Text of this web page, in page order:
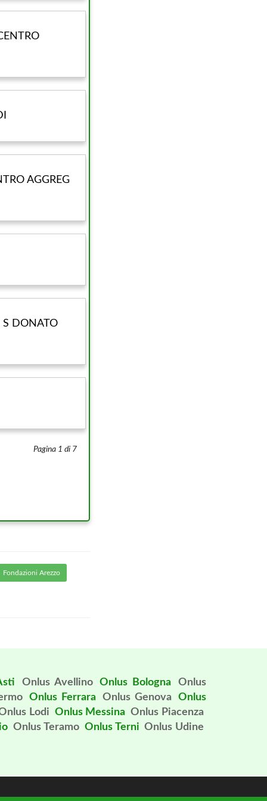
AGGREG
DONATO
Pagina 1 di 7
Fondazioni Arezzo
Onlus Avellino Onlus Bologna
Onlus
Onlus Ferrara Onlus Genova
Onlus
Lodi Onlus Messina Onlus Piacenza
Onlus Teramo Onlus Terni Onlus Udine